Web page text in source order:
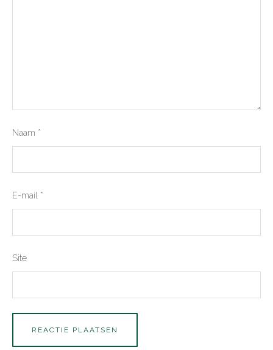
Naam *
E-mail *
Site